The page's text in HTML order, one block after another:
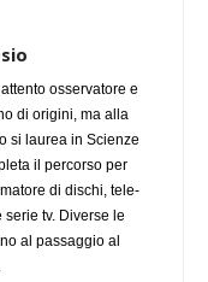
osservatore e
di origini, ma alla
si laurea in Scienze
il percorso per
di dischi, tele-
tv. Diverse le
al passaggio al